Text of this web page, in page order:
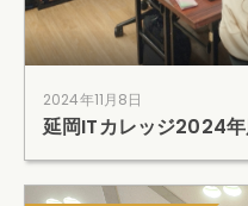
2024年11月8日
延岡ITカレッジ2024年